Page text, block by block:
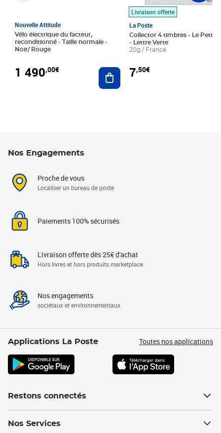
Nouvelle Attitude
Vélo électrique du facteur,
reconditionné - Taille normale -
Noir/ Rouge
1 490,00€ Ajouter au panier
Livraison offerte
La Poste
Collector 4 timbres - Le Petit
- Lettre Verte
20g / France
7,50€
Nos Engagements
Proche de vous
Localiser un bureau de poste
Paiements 100% sécurisés
Livraison offerte dès 25€ d'achat
Hors livres et hors produits marketplace
Nos engagements
sociétaux et environnementaux
Applications La Poste Toutes nos applications
Restons connectés
Nos Services